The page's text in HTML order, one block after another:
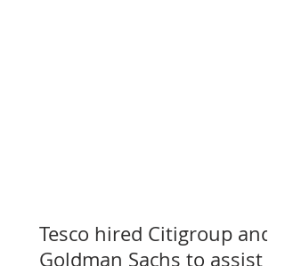
Tesco hired Citigroup and
Goldman Sachs to assist